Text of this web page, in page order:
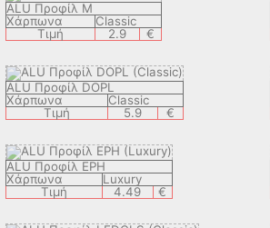
ALU Προφίλ M
Χάρπωνα
Classic
Τιμή
2.9 €
ALU Προφίλ DOPL
Χάρπωνα
Classic
Τιμή
5.9 €
ALU Προφίλ EPH
Χάρπωνα
Luxury
Τιμή
4.49 €